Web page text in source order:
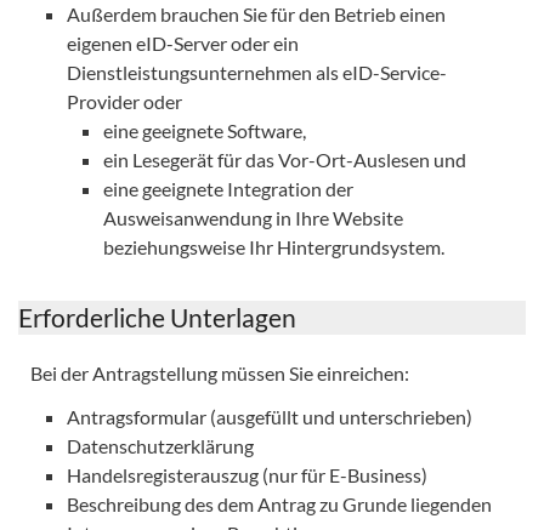
Außerdem brauchen Sie für den Betrieb einen
eigenen eID-Server oder ein
Dienstleistungsunternehmen als eID-Service-
Provider oder
eine geeignete Software,
ein Lesegerät für das Vor-Ort-Auslesen und
eine geeignete Integration der
Ausweisanwendung in Ihre Website
beziehungsweise Ihr Hintergrundsystem.
Erforderliche Unterlagen
Bei der Antragstellung müssen Sie einreichen:
Antragsformular (ausgefüllt und unterschrieben)
Datenschutzerklärung
Handelsregisterauszug (nur für E-Business)
Beschreibung des dem Antrag zu Grunde liegenden